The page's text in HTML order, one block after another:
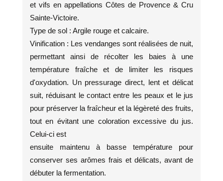
et vifs en appellations Côtes de Provence & Cru
Sainte-Victoire.
Type de sol : Argile rouge et calcaire.
Vinification : Les vendanges sont réalisées de nuit,
permettant ainsi de récolter les baies à une
température fraîche et de limiter les risques
d'oxydation. Un pressurage direct, lent et délicat
suit, réduisant le contact entre les peaux et le jus
pour préserver la fraîcheur et la légèreté des fruits,
tout en évitant une coloration excessive du jus.
Celui-ci est
ensuite maintenu à basse température pour
conserver ses arômes frais et délicats, avant de
débuter la fermentation.